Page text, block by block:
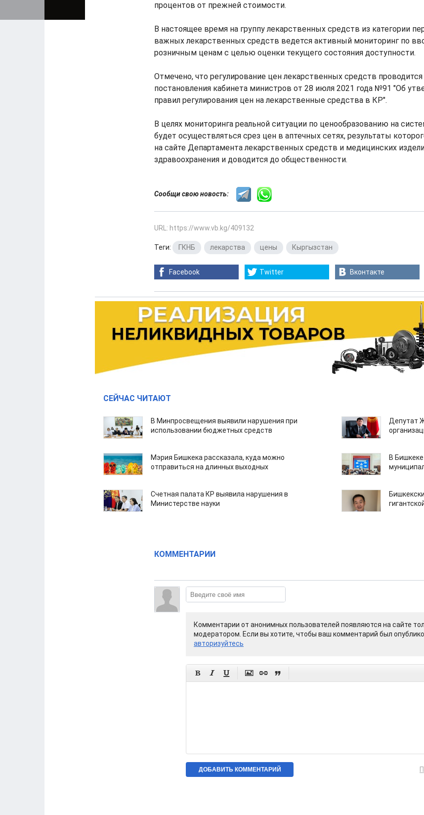
процентов от прежней стоимости.
В настоящее время на группу лекарственных средств из категории
важных лекарственных средств ведется активный мониторинг по
розничным ценам с целью оценки текущего состояния доступности.
Отмечено, что регулирование цен лекарственных средств
постановления кабинета министров от 28 июля 2021 года №91 "Об
правил регулирования цен на лекарственные средства в КР".
В целях мониторинга реальной ситуации по ценообразованию на
будет осуществляться срез цен в аптечных сетях, результаты
на сайте Департамента лекарственных средств и медицинских
здравоохранения и доводится до общественности.
Сообщи свою новость:
URL: https://www.vb.kg/409132
Теги: ГКНБ лекарства цены Кыргызстан
Facebook Twitter Вконтакте
СЕЙЧАС ЧИТАЮТ
В Минпросвещения выявили нарушения при
использовании бюджетных средств
Депутат
Мэрия Бишкека рассказала, куда можно
отправиться на длинных выходных
В
Счетная палата КР выявила нарушения в
Министерстве науки
КОММЕНТАРИИ
Комментарии от анонимных пользователей появляются на сайте
модератором. Если вы хотите, чтобы ваш комментарий был
авторизуйтесь
     